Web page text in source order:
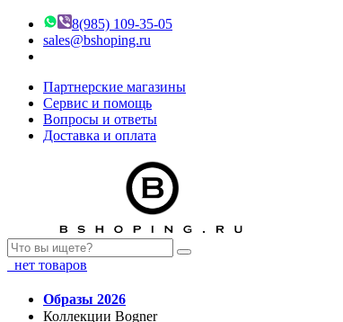
8(985) 109-35-05
sales@bshoping.ru
Партнерские магазины
Сервис и помощь
Вопросы и ответы
Доставка и оплата
нет товаров
Образы 2026
Коллекции Bogner